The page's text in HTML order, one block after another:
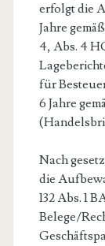
erfolgt die
Jahre
4, Abs. 4
für
6 Jahre
Nach
die
132 Abs. 1
Belege/